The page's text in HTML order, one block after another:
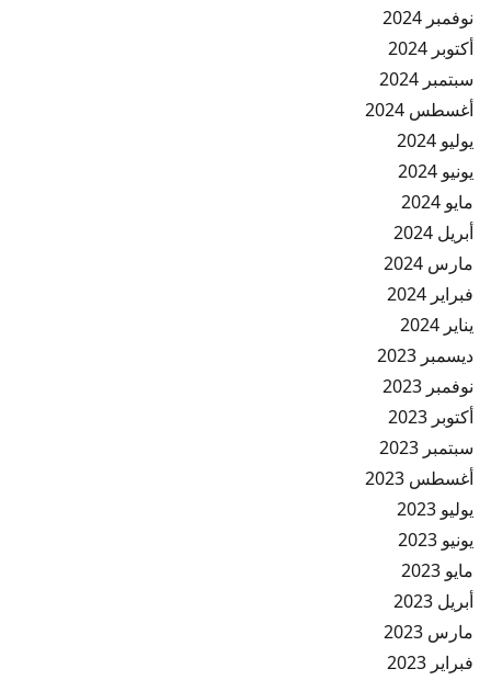
نوفمبر 2024
أكتوبر 2024
سبتمبر 2024
أغسطس 2024
يوليو 2024
يونيو 2024
مايو 2024
أبريل 2024
مارس 2024
فبراير 2024
يناير 2024
ديسمبر 2023
نوفمبر 2023
أكتوبر 2023
سبتمبر 2023
أغسطس 2023
يوليو 2023
يونيو 2023
مايو 2023
أبريل 2023
مارس 2023
فبراير 2023